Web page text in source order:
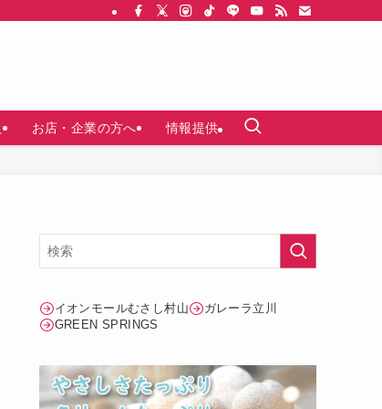
お店・企業の方へ 情報提供
イオンモールむさし村山
ガレーラ立川
GREEN SPRINGS